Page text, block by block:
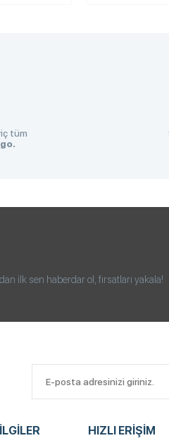
tüm
ilk sen haberdar ol, fırsatları yakala!
HIZLI ERIŞIM